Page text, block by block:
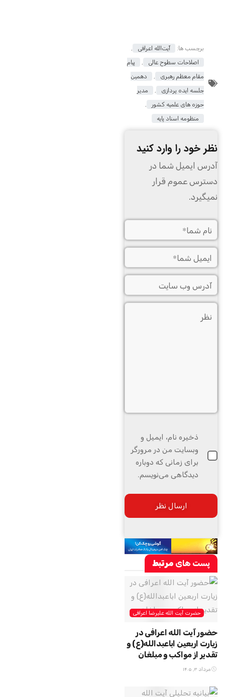
برچسب ها: آیت‌الله اعرافی
,
اصلاحات سطوح عالی
,
پیام
مقام معظم رهبری
,
دهمین
جلسه ایده پردازی
,
مدیر
حوزه های علمیه کشور
,
منظومه اسناد پایه
نظر خود را وارد کنید
آدرس ایمیل شما در
دسترس عموم قرار
نمیگیرد.
ذخیره نام، ایمیل و
وبسایت من در مرورگر
برای زمانی که دوباره
دیدگاهی می‌نویسم.
پست های مرتبط
حضرت آیت الله علیرضا اعرافی
حضور آیت الله اعرافی در
زیارت اربعین اباعبدالله(ع) و
تقدیر از مواکب و مبلغان
مرداد ۳, ۱۴۰۵